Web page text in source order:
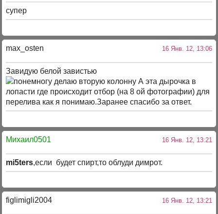
супер
max_osten 16 Янв. 12, 13:06
Завидую белой завистью
А эта дырочка в
лопасти где происходит отбор (на 8 ой фотографии) для
перелива как я понимаю.Заранее спасибо за ответ.
Михаил0501 16 Янв. 12, 13:21
mi5ters,если будет спирт,то облуди димрот.
figlimigli2004 16 Янв. 12, 13:21